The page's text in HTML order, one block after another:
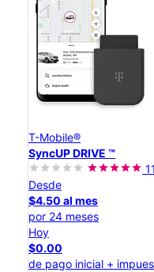
T-Mobile®
SyncUP DRIVE ™
Desde
$4.50 al mes
por 24 meses
Hoy
$0.00
de pago inicial +